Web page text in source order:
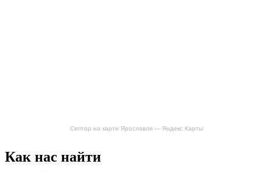
Септор на карте Ярославля — Яндекс Карты
Как нас найти